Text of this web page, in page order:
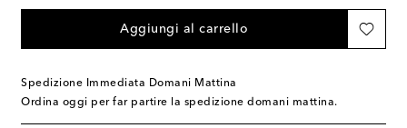
Aggiungi al carrello
Spedizione Immediata Domani Mattina
Ordina oggi per far partire la spedizione domani mattina.